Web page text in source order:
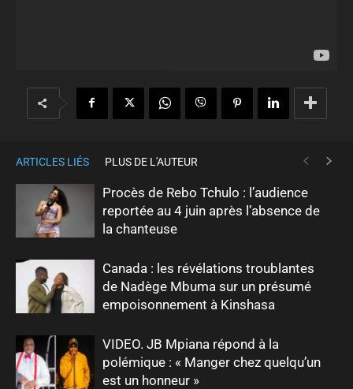
ARTICLES LIÉS PLUS DE L'AUTEUR
Procès de Rebo Tchulo : l’audience
reportée au 4 juin après l’absence de
la chanteuse
Canada : les révélations troublantes
de Nadège Mbuma sur un présumé
empoisonnement à Kinshasa
VIDEO. JB Mpiana répond à la
polémique : « Manger chez quelqu’un
est un honneur »